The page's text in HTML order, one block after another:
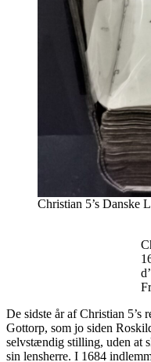
Christian 5’s Danske
De sidste år af Christian 5’s
Gottorp, som jo siden
selvstændig stilling, uden at
sin lensherre. I 1684